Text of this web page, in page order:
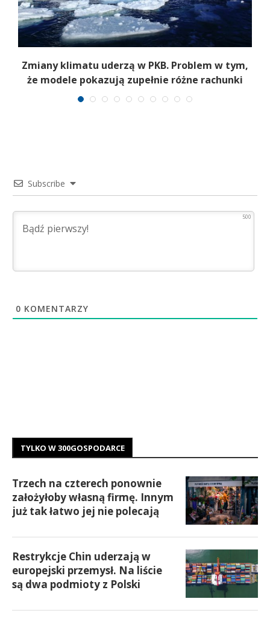
Zmiany klimatu uderzą w PKB. Problem w tym,
że modele pokazują zupełnie różne rachunki
Subscribe
500
0 KOMENTARZY
TYLKO W 300GOSPODARCE
Trzech na czterech ponownie
założyłoby własną firmę. Innym
już tak łatwo jej nie polecają
Restrykcje Chin uderzają w
europejski przemysł. Na liście
są dwa podmioty z Polski